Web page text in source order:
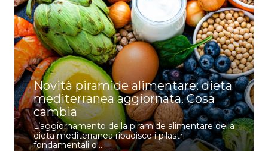
Novità piramide alimentare: dieta
mediterranea aggiornata. Cosa
cambia
L’aggiornamento della piramide alimentare della
dieta mediterranea ribadisce i pilastri
fondamentali di…